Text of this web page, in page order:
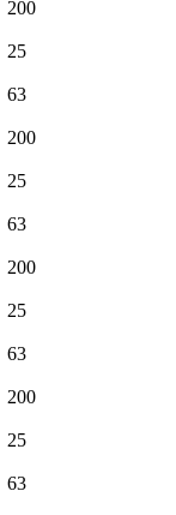
200
25
63
200
25
63
200
25
63
200
25
63